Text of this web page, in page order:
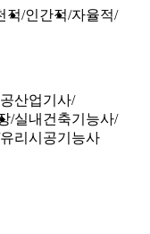
적 인간적 자율적
산업기사
실내건축기능사
유리시공기능사